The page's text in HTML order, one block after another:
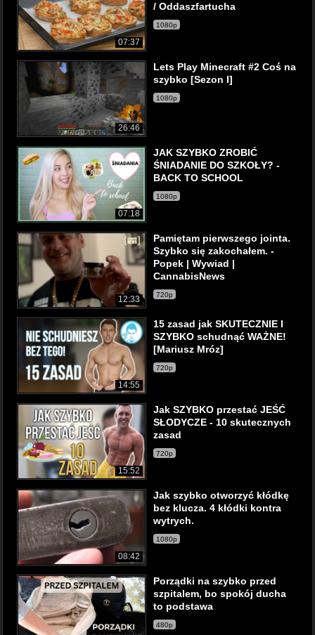
07:37
/ Oddaszfartucha
1080p
26:46
Lets Play Minecraft #2 Coś na
szybko [Sezon I]
1080p
07:18
JAK SZYBKO ZROBIĆ
ŚNIADANIE DO SZKOŁY? -
BACK TO SCHOOL
1080p
12:33
Pamiętam pierwszego jointa.
Szybko się zakochałem. -
Popek | Wywiad |
CannabisNews
720p
14:55
15 zasad jak SKUTECZNIE I
SZYBKO schudnąć WAŻNE!
[Mariusz Mróz]
720p
15:52
Jak SZYBKO przestać JEŚĆ
SŁODYCZE - 10 skutecznych
zasad
720p
08:42
Jak szybko otworzyć kłódkę
bez klucza. 4 kłódki kontra
wytrych.
1080p
Porządki na szybko przed
szpitalem, bo spokój ducha
to podstawa
480p